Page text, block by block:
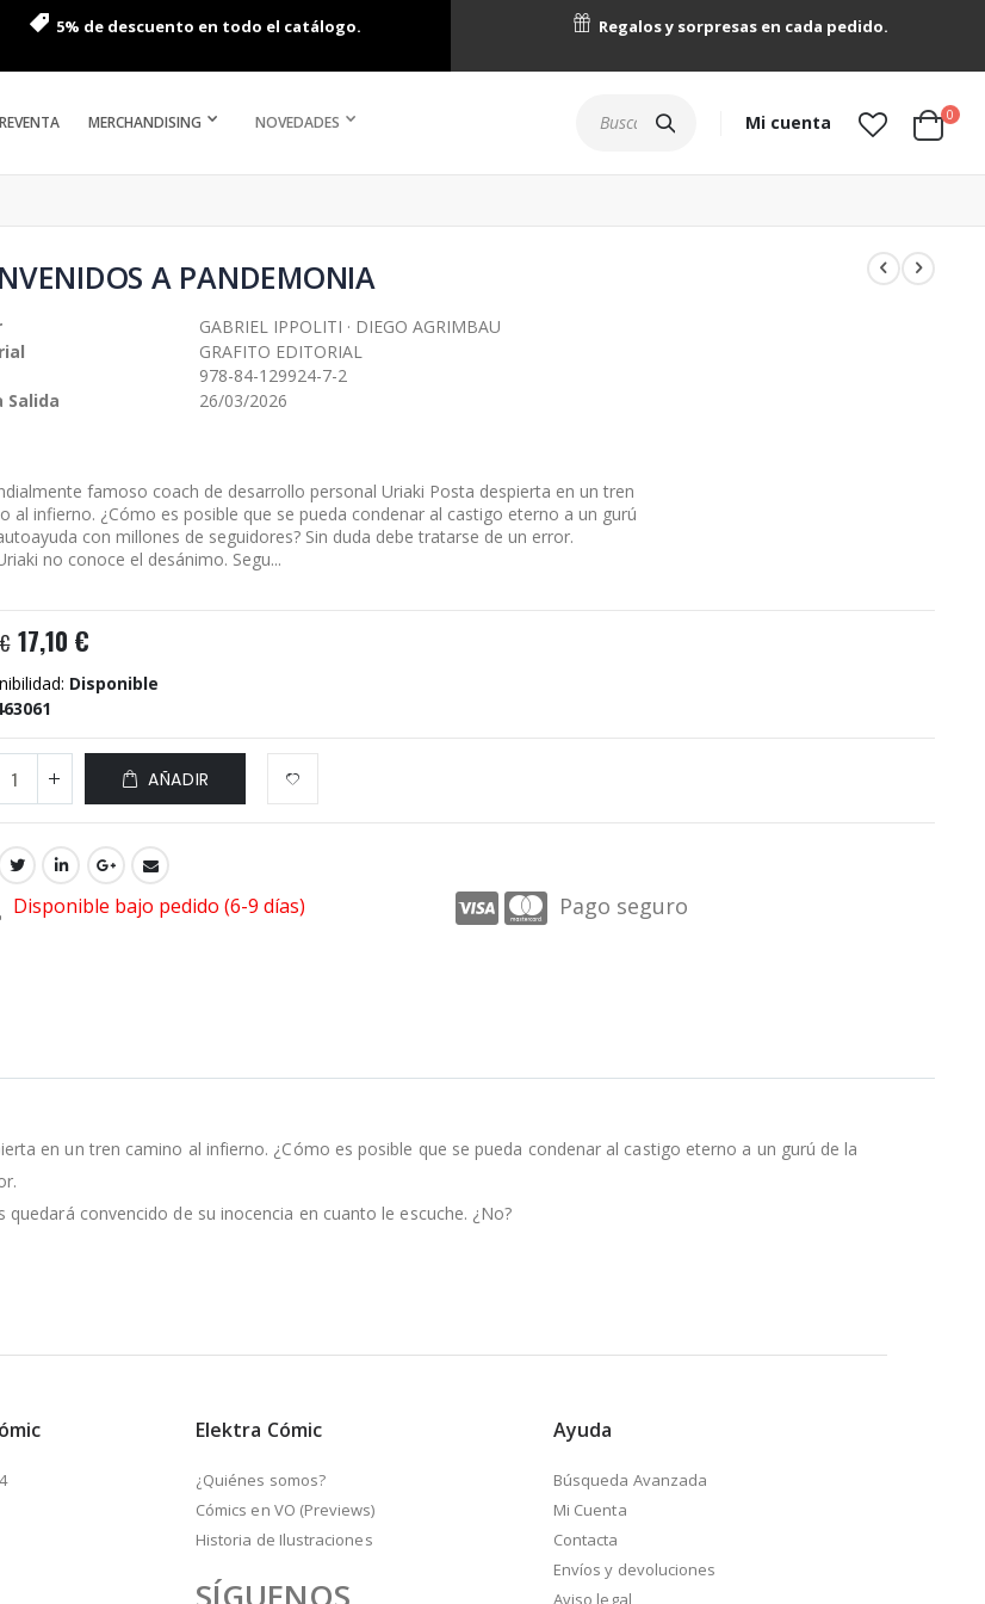
5% de descuento en todo el catálogo. Regalos y sorpresas en cada pedido.
MERCHANDISING NOVEDADES Mi cuenta Cart
0
A PANDEMONIA
GABRIEL IPPOLITI · DIEGO AGRIMBAU
GRAFITO EDITORIAL
978-84-129924-7-2
Salida
26/03/2026
famoso coach de desarrollo personal Uriaki Posta despierta en un tren
al infierno. ¿Cómo es posible que se pueda condenar al castigo eterno a un gurú
con millones de seguidores? Sin duda debe tratarse de un error.
no conoce el desánimo. Segu...
17,10 €
Disponible
AÑADIR
Disponible bajo pedido (6-9 días) Pago seguro
en un tren camino al infierno. ¿Cómo es posible que se pueda condenar al castigo eterno a un gurú de la
convencido de su inocencia en cuanto le escuche. ¿No?
Elektra Cómic
¿Quiénes somos?
Cómics en VO (Previews)
Historia de Ilustraciones
Ayuda
Búsqueda Avanzada
Mi Cuenta
Contacta
Envíos y devoluciones
Aviso legal